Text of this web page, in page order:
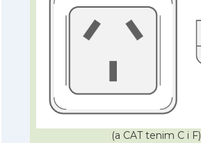
(a CAT tenim C i F)